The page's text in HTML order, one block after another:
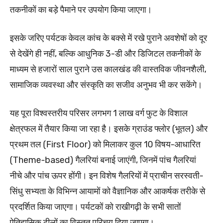
तकनीकों का बड़े पैमाने पर उपयोग किया जाएगा।
इसके जरिए पर्यटक केवल कांच के बक्से में रखे पुराने अवशेषों को दूर
से देखेंगे ही नहीं, बल्कि आधुनिक 3-डी और डिजिटल तकनीकों के
माध्यम से हजारों साल पुराने उस कालखंड की वास्तविक जीवनशैली,
सामाजिक व्यवस्था और संस्कृति का सजीव अनुभव भी कर सकेंगे।
यह पूरा विश्वस्तरीय परिसर लगभग 1 लाख वर्ग फुट के विशाल
क्षेत्रफल में तैयार किया जा रहा है। इसके ग्राउंड फ्लोर (भूतल) और
प्रथम तल (First Floor) को मिलाकर कुल 10 विषय-आधारित
(Theme-based) गैलरियां बनाई जाएंगी, जिनमें पांच गैलरियां
नीचे और पांच ऊपर होंगी। इन विशेष गैलरियों में प्राचीन सरस्वती-
सिंधु सभ्यता के विभिन्न आयामों को वैज्ञानिक और आकर्षक तरीके से
प्रदर्शित किया जाएगा। पर्यटकों को राखीगढ़ी के सभी सातों